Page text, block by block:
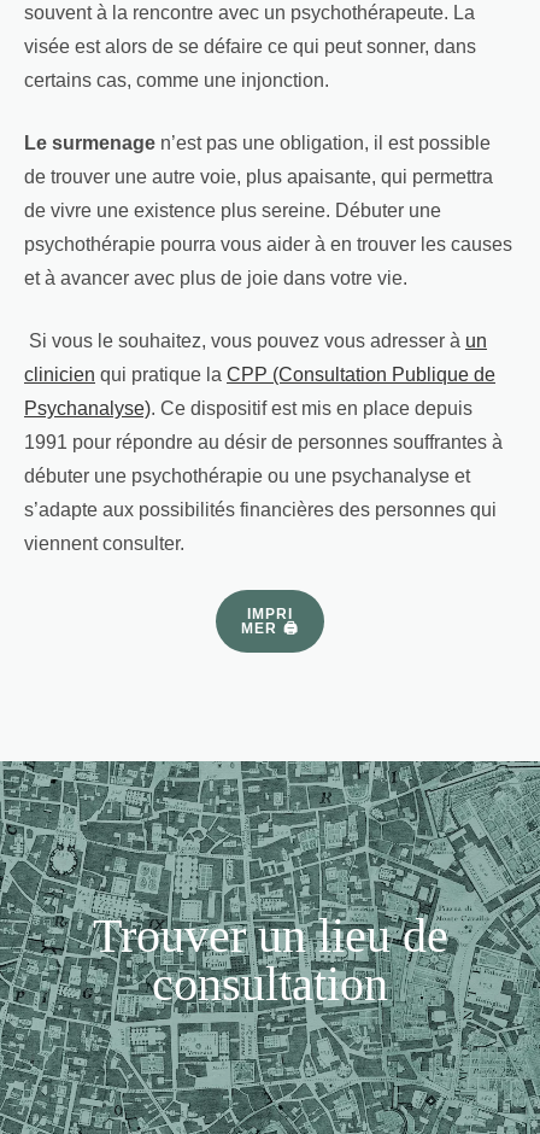
souvent à la rencontre avec un psychothérapeute. La
visée est alors de se défaire ce qui peut sonner, dans
certains cas, comme une injonction.
Le surmenage n’est pas une obligation, il est possible
de trouver une autre voie, plus apaisante, qui permettra
de vivre une existence plus sereine. Débuter une
psychothérapie pourra vous aider à en trouver les causes
et à avancer avec plus de joie dans votre vie.
Si vous le souhaitez, vous pouvez vous adresser à un
clinicien qui pratique la CPP (Consultation Publique de
Psychanalyse). Ce dispositif est mis en place depuis
1991 pour répondre au désir de personnes souffrantes à
débuter une psychothérapie ou une psychanalyse et
s’adapte aux possibilités financières des personnes qui
viennent consulter.
IMPRI
MER 🖨
Trouver un lieu de
consultation